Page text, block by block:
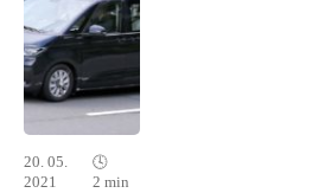
20. 05.
2021
🕓
2 min